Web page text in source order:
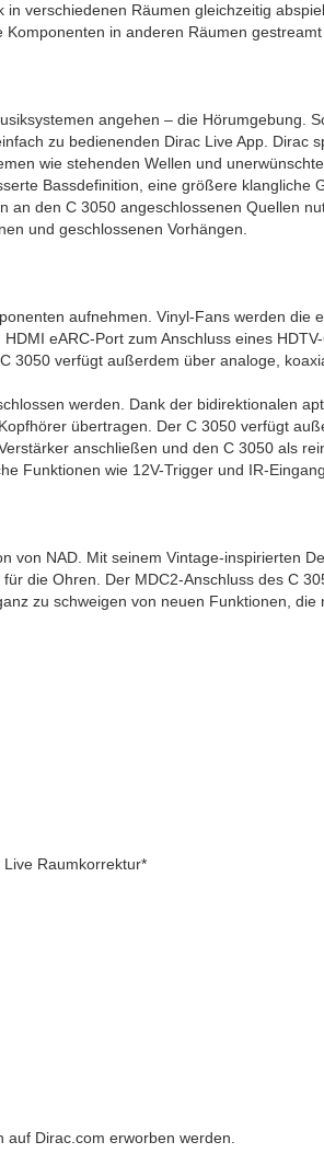
verschiedenen Räumen gleichzeitig
in anderen Räumen gestreamt
angehen – die Hörumgebung.
zu bedienenden Dirac Live App. Dirac
wie stehenden Wellen und
Bassdefinition, eine größere klangliche
den C 3050 angeschlossenen Quellen
und geschlossenen Vorhängen.
aufnehmen. Vinyl-Fans werden die
eARC-Port zum Anschluss eines
3050 verfügt außerdem über analoge,
werden. Dank der bidirektionalen
übertragen. Der C 3050 verfügt
anschließen und den C 3050 als
Funktionen wie 12V-Trigger und IR-Eingang.
von NAD. Mit seinem Vintage-inspirierten
die Ohren. Der MDC2-Anschluss des C
zu schweigen von neuen Funktionen, die
Raumkorrektur*
Dirac.com erworben werden.